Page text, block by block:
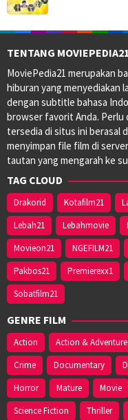
TENTANG MOVIEPEDIA21
MoviePedia21 merupakan
hiburan yang menyediakan
dengan subtitle bahasa
browser favorit Anda. Perlu
tersedia di situs ini berasal
menyimpan file film di
tautan yang mengarah ke
TAG CLOUD
Drakorid Kotafilm21
Lebah21
Lebahmovie
Movieon21
NGEFILM21
Pakbos21
Premierexx1
Sobatfilm21
GENRE FILM
Action Action & Adventure
Crime
Documentary
Horror
Mature Movie
Science Fiction
Thriller